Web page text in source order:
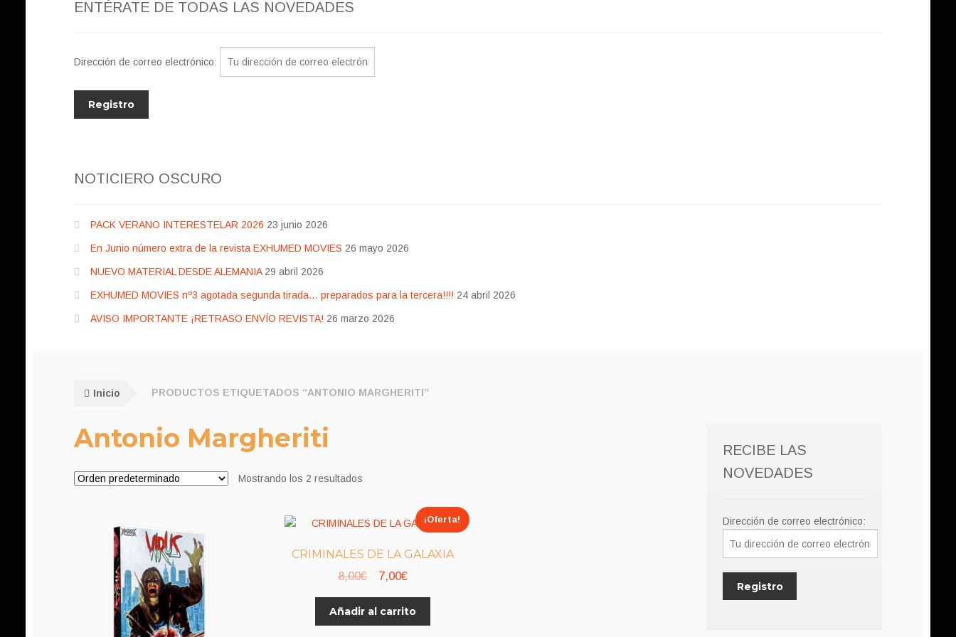
ENTÉRATE DE TODAS LAS NOVEDADES
Dirección de correo electrónico:
NOTICIERO OSCURO
PACK VERANO INTERESTELAR 2026 23 junio 2026
En Junio número extra de la revista EXHUMED MOVIES 26 mayo 2026
NUEVO MATERIAL DESDE ALEMANIA 29 abril 2026
EXHUMED MOVIES nº3 agotada segunda tirada… preparados para la tercera!!!! 24 abril 2026
AVISO IMPORTANTE ¡RETRASO ENVÍO REVISTA! 26 marzo 2026
Inicio PRODUCTOS ETIQUETADOS “ANTONIO MARGHERITI”
Antonio Margheriti
Mostrando los 2 resultados
CRIMINALES DE LA GALAXIA
¡Oferta!
8,00€
El
precio
original
7,00€El
precio
actual
Añadir al carrito
RECIBE LAS
NOVEDADES
Dirección de correo electrónico: